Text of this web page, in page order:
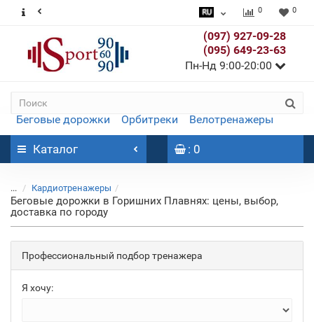
0 0
(097) 927-09-28
(095) 649-23-63
Пн-Нд 9:00-20:00
Беговые дорожки Орбитреки Велотренажеры
Каталог : 0
... Кардиотренажеры
Беговые дорожки в Горишних Плавнях: цены, выбор,
доставка по городу
Профессиональный подбор тренажера
Я хочу: